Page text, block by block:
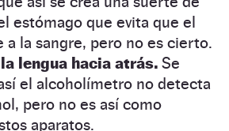
estómago que evita que el
a la sangre, pero no es cierto.
lengua hacia atrás. Se
el alcoholímetro no detecta
pero no es así como
aparatos.